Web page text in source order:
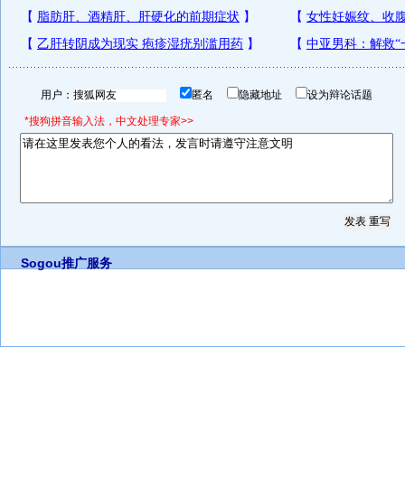
用户： 匿名 隐藏地址 设为辩论话题
*搜狗拼音输入法，中文处理专家>>
Sogou推广服务